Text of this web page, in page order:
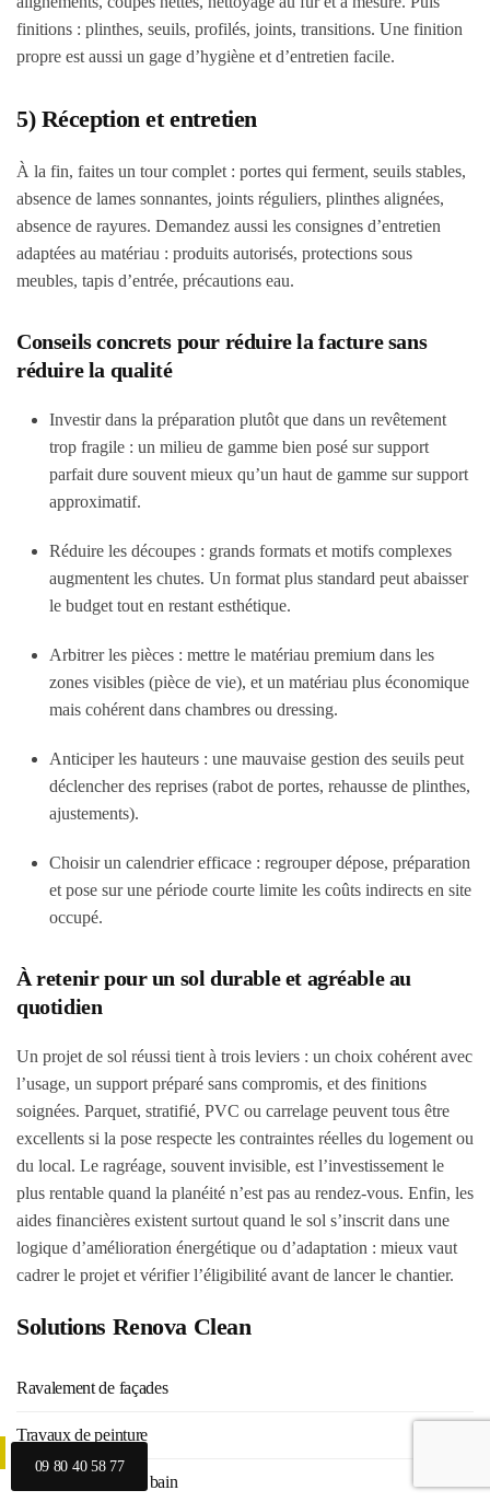
finitions : plinthes, seuils, profilés, joints, transitions. Une finition
propre est aussi un gage d’hygiène et d’entretien facile.
5) Réception et entretien
À la fin, faites un tour complet : portes qui ferment, seuils stables,
absence de lames sonnantes, joints réguliers, plinthes alignées,
absence de rayures. Demandez aussi les consignes d’entretien
adaptées au matériau : produits autorisés, protections sous
meubles, tapis d’entrée, précautions eau.
Conseils concrets pour réduire la facture sans
réduire la qualité
Investir dans la préparation plutôt que dans un revêtement
trop fragile : un milieu de gamme bien posé sur support
parfait dure souvent mieux qu’un haut de gamme sur support
approximatif.
Réduire les découpes : grands formats et motifs complexes
augmentent les chutes. Un format plus standard peut abaisser
le budget tout en restant esthétique.
Arbitrer les pièces : mettre le matériau premium dans les
zones visibles (pièce de vie), et un matériau plus économique
mais cohérent dans chambres ou dressing.
Anticiper les hauteurs : une mauvaise gestion des seuils peut
déclencher des reprises (rabot de portes, rehausse de plinthes,
ajustements).
Choisir un calendrier efficace : regrouper dépose, préparation
et pose sur une période courte limite les coûts indirects en site
occupé.
À retenir pour un sol durable et agréable au
quotidien
Un projet de sol réussi tient à trois leviers : un choix cohérent avec
l’usage, un support préparé sans compromis, et des finitions
soignées. Parquet, stratifié, PVC ou carrelage peuvent tous être
excellents si la pose respecte les contraintes réelles du logement ou
du local. Le ragréage, souvent invisible, est l’investissement le
plus rentable quand la planéité n’est pas au rendez-vous. Enfin, les
aides financières existent surtout quand le sol s’inscrit dans une
logique d’amélioration énergétique ou d’adaptation : mieux vaut
cadrer le projet et vérifier l’éligibilité avant de lancer le chantier.
Solutions Renova Clean
Ravalement de façades
Travaux de peinture
Rénovation salle de bain
09 80 40 58 77